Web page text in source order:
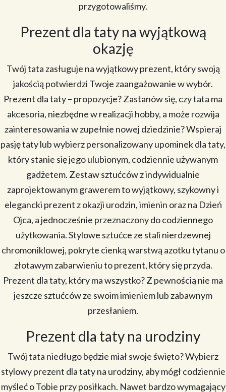
przygotowaliśmy.
Prezent dla taty na wyjątkową
okazję
Twój tata zasługuje na wyjątkowy prezent, który swoją
jakością potwierdzi Twoje zaangażowanie w wybór.
Prezent dla taty – propozycje? Zastanów się, czy tata ma
akcesoria, niezbędne w realizacji hobby, a może rozwija
zainteresowania w zupełnie nowej dziedzinie? Wspieraj
pasję taty lub wybierz personalizowany upominek dla taty,
który stanie się jego ulubionym, codziennie używanym
gadżetem. Zestaw sztućców z indywidualnie
zaprojektowanym grawerem to wyjątkowy, szykowny i
elegancki prezent z okazji urodzin, imienin oraz na Dzień
Ojca, a jednocześnie przeznaczony do codziennego
użytkowania. Stylowe sztućce ze stali nierdzewnej
chromoniklowej, pokryte cienką warstwą azotku tytanu o
złotawym zabarwieniu to prezent, który się przyda.
Prezent dla taty, który ma wszystko? Z pewnością nie ma
jeszcze sztućców ze swoim imieniem lub zabawnym
przesłaniem.
Prezent dla taty na urodziny
Twój tata niedługo będzie miał swoje święto? Wybierz
stylowy prezent dla taty na urodziny, aby mógł codziennie
myśleć o Tobie przy posiłkach. Nawet bardzo wymagający